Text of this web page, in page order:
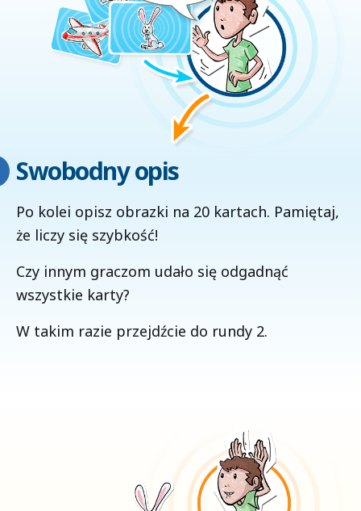
Swobodny opis
Po kolei opisz obrazki na 20 kartach. Pamiętaj,
że liczy się szybkość!
Czy innym graczom udało się odgadnąć
wszystkie karty?
W takim razie przejdźcie do rundy 2.